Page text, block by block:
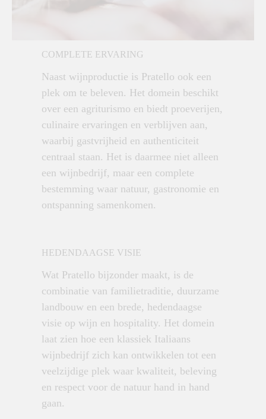
COMPLETE ERVARING
Naast wijnproductie is Pratello ook een
plek om te beleven. Het domein beschikt
over een agriturismo en biedt proeverijen,
culinaire ervaringen en verblijven aan,
waarbij gastvrijheid en authenticiteit
centraal staan. Het is daarmee niet alleen
een wijnbedrijf, maar een complete
bestemming waar natuur, gastronomie en
ontspanning samenkomen.
HEDENDAAGSE VISIE
Wat Pratello bijzonder maakt, is de
combinatie van familietraditie, duurzame
landbouw en een brede, hedendaagse
visie op wijn en hospitality. Het domein
laat zien hoe een klassiek Italiaans
wijnbedrijf zich kan ontwikkelen tot een
veelzijdige plek waar kwaliteit, beleving
en respect voor de natuur hand in hand
gaan.